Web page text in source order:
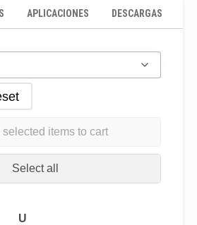
APLICACIONES DESCARGAS
selected items to cart
Select all
U